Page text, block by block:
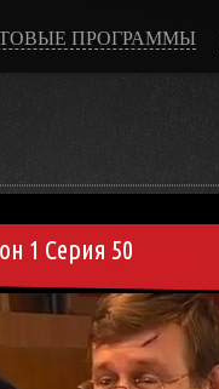
ПРОГРАММЫ
1 Серия 50